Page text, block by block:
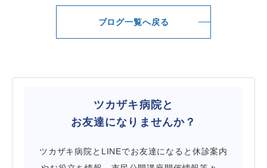
ブログ一覧へ戻る
ツカザキ病院と
お友達になりませんか？
ツカザキ病院とLINEでお友達になると休診案内